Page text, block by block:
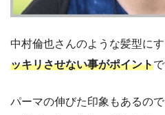
中村倫也さんのような髪型にす
ッキリさせない事がポイント
パーマの伸びた印象もあるので